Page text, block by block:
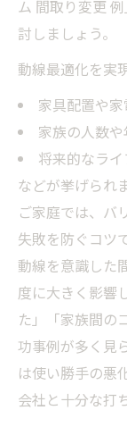
ム 間取り変更
討しましょう。
動線最適化を実
家具配置や
家族の人数
将来的なラ
などが挙げられ
ご家庭では、バ
失敗を防ぐコツ
動線を意識した
度に大きく影響
た」「家族間の
功事例が多く見
は使い勝手の悪
会社と十分な打